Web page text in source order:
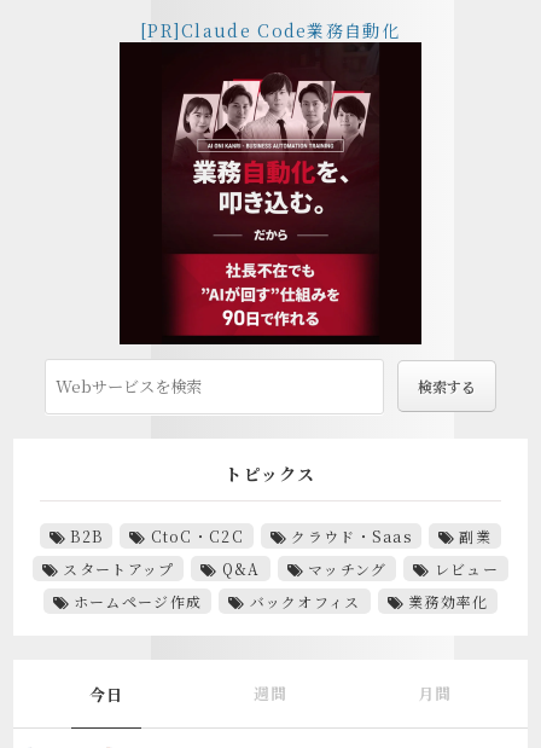
[PR]Claude Code業務自動化
トピックス
B2B CtoC・C2C クラウド・Saas
副業
スタートアップ
Q&A マッチング
レビュー
ホームページ作成
バックオフィス 業務効率化
今日 週間 月間